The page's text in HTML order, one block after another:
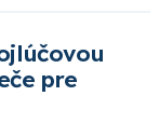
pre